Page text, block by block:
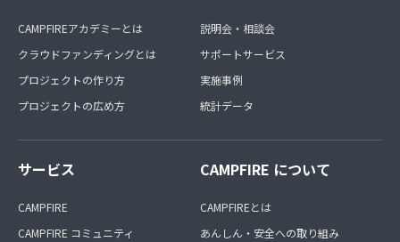
CAMPFIREアカデミーとは
クラウドファンディングとは
プロジェクトの作り方
プロジェクトの広め方
説明会・相談会
サポートサービス
実施事例
統計データ
サービス
CAMPFIRE
CAMPFIRE コミュニティ
CAMPFIRE について
CAMPFIREとは
あんしん・安全への取り組み